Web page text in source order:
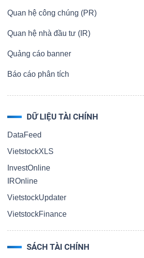
Quan hệ công chúng (PR)
Quan hệ nhà đầu tư (IR)
Quảng cáo banner
Báo cáo phân tích
DỮ LIỆU TÀI CHÍNH
DataFeed
VietstockXLS
InvestOnline
IROnline
VietstockUpdater
VietstockFinance
SÁCH TÀI CHÍNH